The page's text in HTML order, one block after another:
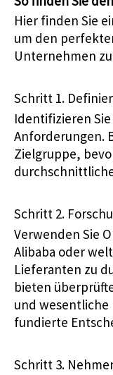
Hier finden Sie
um den
Unternehmen
Schritt 1.
Identifizieren
Anforderungen.
Zielgruppe,
Schritt 2.
Verwenden Sie
Alibaba oder
Lieferanten zu
bieten
und
fundierte
Schritt 3.